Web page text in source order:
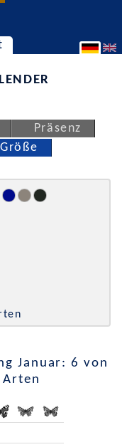
Präsenz
Größe
Januar: 6 von